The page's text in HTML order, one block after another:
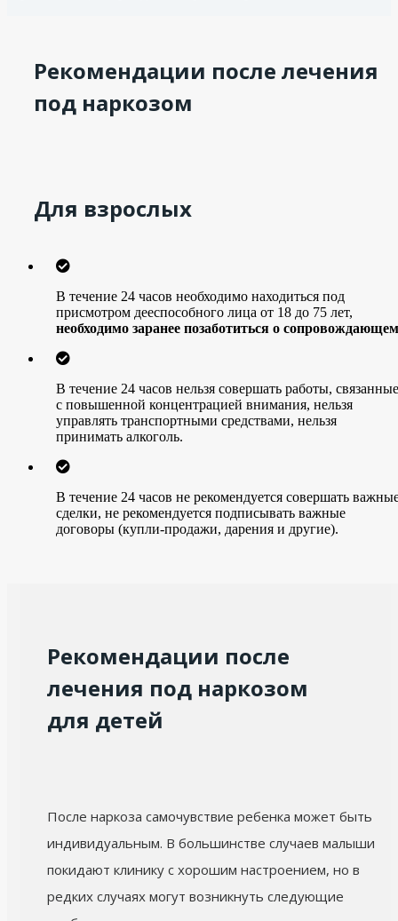
Рекомендации после лечения
под наркозом
Для взрослых
В течение 24 часов необходимо находиться под
присмотром дееспособного лица от 18 до 75 лет,
необходимо заранее позаботиться о
В течение 24 часов нельзя совершать работы, связанные
с повышенной концентрацией внимания, нельзя
управлять транспортными средствами, нельзя
принимать алкоголь.
В течение 24 часов не рекомендуется совершать
сделки, не рекомендуется подписывать важные
договоры (купли-продажи, дарения и другие).
Рекомендации после
лечения под наркозом
для детей
После наркоза самочувствие ребенка может быть
индивидуальным. В большинстве случаев малыши
покидают клинику с хорошим настроением, но в
редких случаях могут возникнуть следующие